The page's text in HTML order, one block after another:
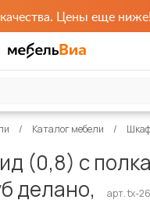
Цены еще ниже!
Каталог мебели
(0,8) с
делано,
арт. tx-